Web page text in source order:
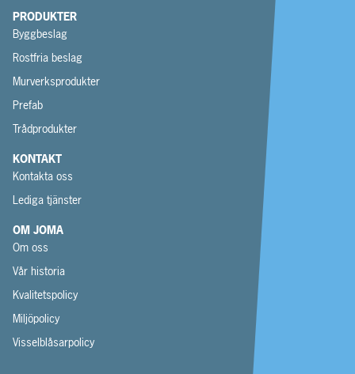
PRODUKTER
Byggbeslag
Rostfria beslag
Murverksprodukter
Prefab
Trådprodukter
KONTAKT
Kontakta oss
Lediga tjänster
OM JOMA
Om oss
Vår historia
Kvalitetspolicy
Miljöpolicy
Visselblåsarpolicy